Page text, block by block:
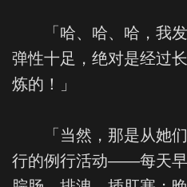
「哈、哈、哈，我发
弹性十足，绝对是经过
炼的！」
「当然，那是从她们
行的例行活动——每天早